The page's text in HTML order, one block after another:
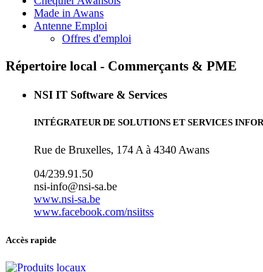
Made in Awans
Antenne Emploi
Offres d'emploi
Répertoire local - Commerçants & PME
NSI IT Software & Services
INTÉGRATEUR DE SOLUTIONS ET SERVICES
Rue de Bruxelles, 174 A à 4340 Awans
04/239.91.50
nsi-info@nsi-sa.be
www.nsi-sa.be
www.facebook.com/nsiitss
Accès rapide